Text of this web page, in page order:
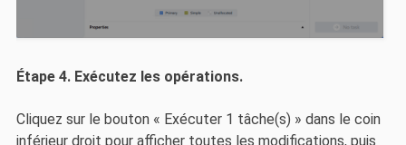
Étape 4. Exécutez les opérations.
Cliquez sur le bouton « Exécuter 1 tâche(s) » dans le coin
inférieur droit pour afficher toutes les modifications, puis